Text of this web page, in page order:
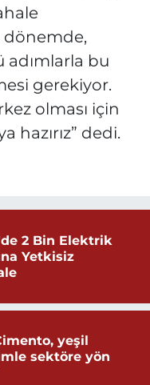
dönemde,
adımlarla bu
gerekiyor.
olması için
hazırız” dedi.
2 Bin Elektrik
Yetkisiz
yeşil
sektöre yön